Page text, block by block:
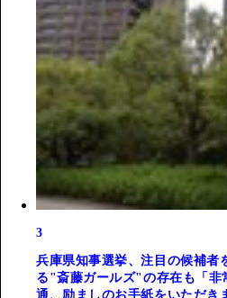
3
兵庫県知事選挙、注目の候補
る"斎藤ガールズ"の存在も「非
通、励ましのお手紙をいただき